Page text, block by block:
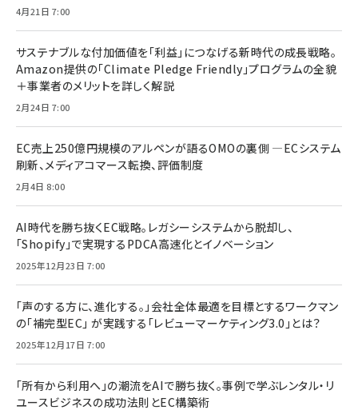
4月21日 7:00
サステナブルな付加価値を「利益」につなげる新時代の成長戦略。
Amazon提供の「Climate Pledge Friendly」プログラムの全貌
＋事業者のメリットを詳しく解説
2月24日 7:00
EC売上250億円規模のアルペンが語るOMOの裏側 ―ECシステム
刷新、メディアコマース転換、評価制度
2月4日 8:00
AI時代を勝ち抜くEC戦略。レガシーシステムから脱却し、
「Shopify」で実現するPDCA高速化とイノベーション
2025年12月23日 7:00
「声のする方に、進化する。」会社全体最適を目標とするワークマン
の「補完型EC」 が実践する「レビューマーケティング3.0」とは？
2025年12月17日 7:00
「所有から利用へ」の潮流をAIで勝ち抜く。事例で学ぶレンタル・リ
ユースビジネスの成功法則とEC構築術